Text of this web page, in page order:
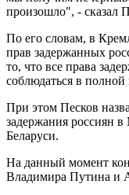
произошло", - сказал
По его словам, в
прав задержанных
то, что все права
соблюдаться в полной
При этом Песков
задержания россиян
Беларуси.
На данный момент
Владимира Путина и